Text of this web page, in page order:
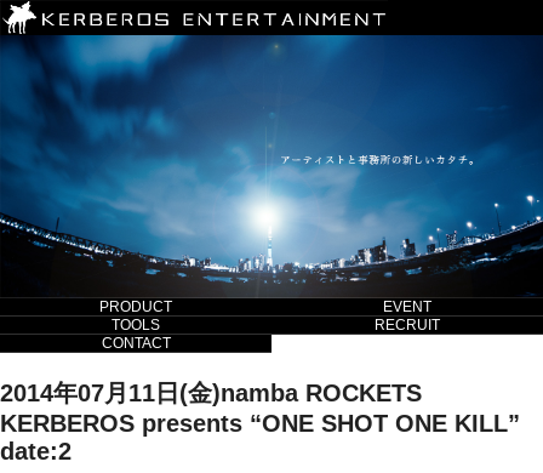
PRODUCT
EVENT
TOOLS
RECRUIT
CONTACT
2014年07月11日(金)namba ROCKETS
KERBEROS presents “ONE SHOT ONE KILL”
date:2